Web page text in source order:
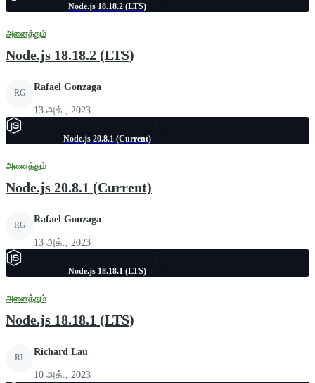
Node.js 18.18.2 (LTS)
அனைத்தும்
Node.js 18.18.2 (LTS)
RG
Rafael Gonzaga
13 அக்., 2023
Node.js 20.8.1 (Current)
அனைத்தும்
Node.js 20.8.1 (Current)
RG
Rafael Gonzaga
13 அக்., 2023
Node.js 18.18.1 (LTS)
அனைத்தும்
Node.js 18.18.1 (LTS)
RL
Richard Lau
10 அக்., 2023